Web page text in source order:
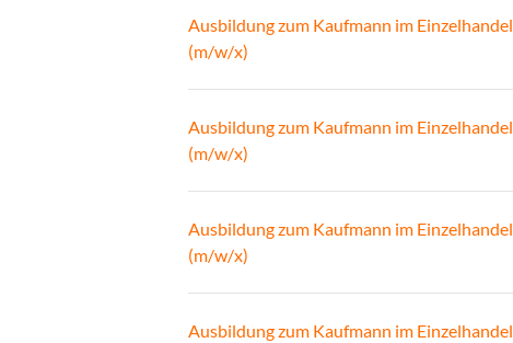
Ausbildung zum Kaufmann im Einzelhandel
(m/w/x)
Ausbildung zum Kaufmann im Einzelhandel
(m/w/x)
Ausbildung zum Kaufmann im Einzelhandel
(m/w/x)
Ausbildung zum Kaufmann im Einzelhandel